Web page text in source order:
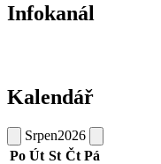
Infokanál
Kalendář
Srpen2026
Po Út St Čt Pá